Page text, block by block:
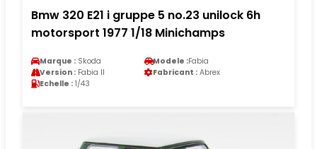
Bmw 320 E21 i gruppe 5 no.23 unilock 6h
motorsport 1977 1/18 Minichamps
Marque : Skoda Modele :Fabia
Version : Fabia II Fabricant : Abrex
Echelle : 1/43